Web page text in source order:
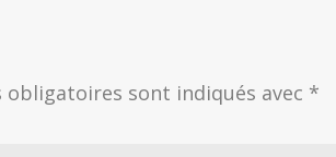
obligatoires sont indiqués avec *